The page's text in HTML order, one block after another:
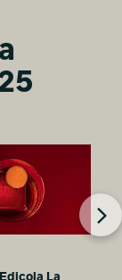
Edicola La